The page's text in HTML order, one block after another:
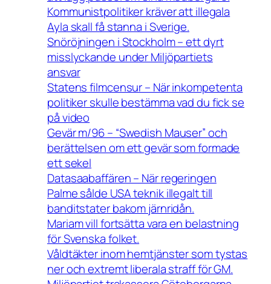
Kommunistpolitiker kräver att illegala
Ayla skall få stanna i Sverige.
Snöröjningen i Stockholm – ett dyrt
misslyckande under Miljöpartiets
ansvar
Statens filmcensur – När inkompetenta
politiker skulle bestämma vad du fick se
på video
Gevär m/96 – “Swedish Mauser” och
berättelsen om ett gevär som formade
ett sekel
Datasaabaffären – När regeringen
Palme sålde USA teknik illegalt till
banditstater bakom järnridån.
Mariam vill fortsätta vara en belastning
för Svenska folket.
Våldtäkter inom hemtjänster som tystas
ner och extremt liberala straff för GM.